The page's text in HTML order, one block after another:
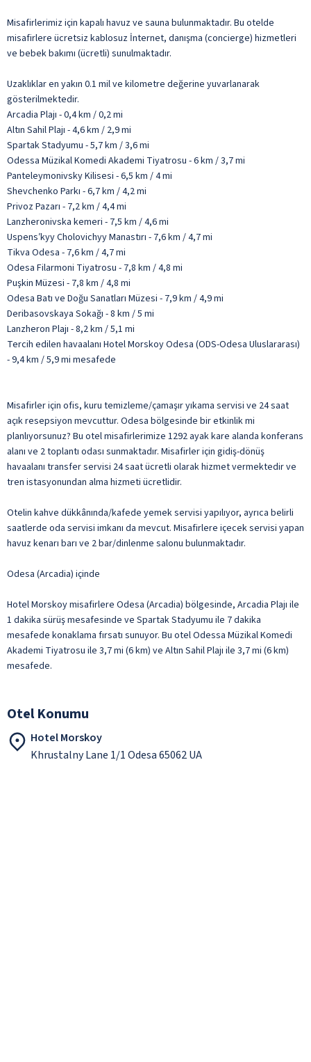
Misafirlerimiz için kapalı havuz ve sauna bulunmaktadır. Bu otelde
misafirlere ücretsiz kablosuz İnternet, danışma (concierge) hizmetleri
ve bebek bakımı (ücretli) sunulmaktadır.
Uzaklıklar en yakın 0.1 mil ve kilometre değerine yuvarlanarak
gösterilmektedir.
Arcadia Plajı - 0,4 km / 0,2 mi
Altın Sahil Plajı - 4,6 km / 2,9 mi
Spartak Stadyumu - 5,7 km / 3,6 mi
Odessa Müzikal Komedi Akademi Tiyatrosu - 6 km / 3,7 mi
Panteleymonivsky Kilisesi - 6,5 km / 4 mi
Shevchenko Parkı - 6,7 km / 4,2 mi
Privoz Pazarı - 7,2 km / 4,4 mi
Lanzheronivska kemeri - 7,5 km / 4,6 mi
Uspensʹkyy Cholovichyy Manastırı - 7,6 km / 4,7 mi
Tikva Odesa - 7,6 km / 4,7 mi
Odesa Filarmoni Tiyatrosu - 7,8 km / 4,8 mi
Puşkin Müzesi - 7,8 km / 4,8 mi
Odesa Batı ve Doğu Sanatları Müzesi - 7,9 km / 4,9 mi
Deribasovskaya Sokağı - 8 km / 5 mi
Lanzheron Plajı - 8,2 km / 5,1 mi
Tercih edilen havaalanı Hotel Morskoy Odesa (ODS-Odesa Uluslararası)
- 9,4 km / 5,9 mi mesafede
Misafirler için ofis, kuru temizleme/çamaşır yıkama servisi ve 24 saat
açık resepsiyon mevcuttur. Odesa bölgesinde bir etkinlik mi
planlıyorsunuz? Bu otel misafirlerimize 1292 ayak kare alanda konferans
alanı ve 2 toplantı odası sunmaktadır. Misafirler için gidiş-dönüş
havaalanı transfer servisi 24 saat ücretli olarak hizmet vermektedir ve
tren istasyonundan alma hizmeti ücretlidir.
Otelin kahve dükkânında/kafede yemek servisi yapılıyor, ayrıca belirli
saatlerde oda servisi imkanı da mevcut. Misafirlere içecek servisi yapan
havuz kenarı barı ve 2 bar/dinlenme salonu bulunmaktadır.
Odesa (Arcadia) içinde
Hotel Morskoy misafirlere Odesa (Arcadia) bölgesinde, Arcadia Plajı ile
1 dakika sürüş mesafesinde ve Spartak Stadyumu ile 7 dakika
mesafede konaklama fırsatı sunuyor. Bu otel Odessa Müzikal Komedi
Akademi Tiyatrosu ile 3,7 mi (6 km) ve Altın Sahil Plajı ile 3,7 mi (6 km)
mesafede.
Otel Konumu
Hotel Morskoy
Khrustalny Lane 1/1 Odesa 65062 UA